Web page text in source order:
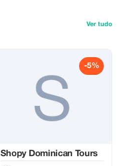
Ver tudo
-5%
Shopy Dominican Tours